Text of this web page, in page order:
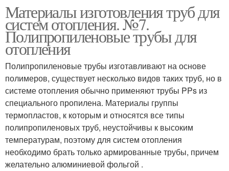
Материалы изготовления труб для
систем отопления. №7.
Полипропиленовые трубы для
отопления
Полипропиленовые трубы изготавливают на основе
полимеров, существует несколько видов таких труб, но в
системе отопления обычно применяют трубы PPs из
специального пропилена. Материалы группы
термопластов, к которым и относятся все типы
полипропиленовых труб, неустойчивы к высоким
температурам, поэтому для систем отопления
необходимо брать только армированные трубы, причем
желательно алюминиевой фольгой .